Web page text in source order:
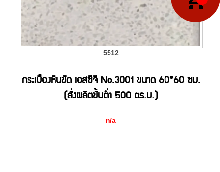
5512
กระเบื้องหินขัด เอสซีจี No.3001 ขนาด 60*60 ซม.
(สั่งผลิตขั้นต่ำ 500 ตร.ม.)
n/a